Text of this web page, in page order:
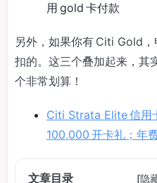
用 gold 卡付款
另外，如果你有 Citi Gold
扣的。这三个叠加起来，其
个非常划算！
Citi Strata Elite 信用
100,000 开卡礼；年
文章目录 [隐